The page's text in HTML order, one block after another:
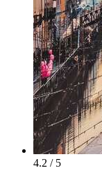
4.2 / 5